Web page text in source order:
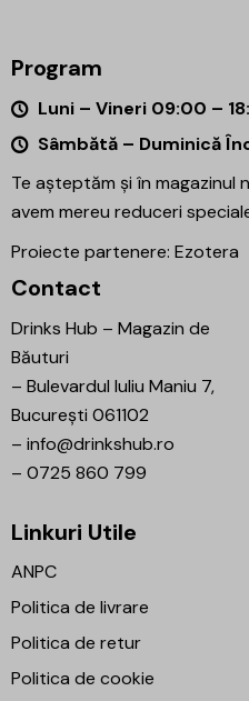
Program
Luni – Vineri 09:00 –
Sâmbătă – Duminică
Te așteptăm și în magazinul
avem mereu reduceri
Proiecte partenere: Ezotera
Contact
Drinks Hub – Magazin de
Băuturi
– Bulevardul Iuliu Maniu 7,
București 061102
– info@drinkshub.ro
– 0725 860 799
Linkuri Utile
ANPC
Politica de livrare
Politica de retur
Politica de cookie